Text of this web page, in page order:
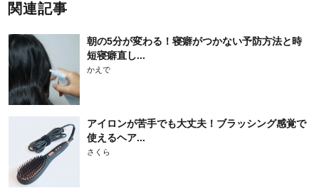
関連記事
朝の5分が変わる！寝癖がつかない予防方法と時
短寝癖直し...
かえで
アイロンが苦手でも大丈夫！ブラッシング感覚で
使えるヘア...
さくら